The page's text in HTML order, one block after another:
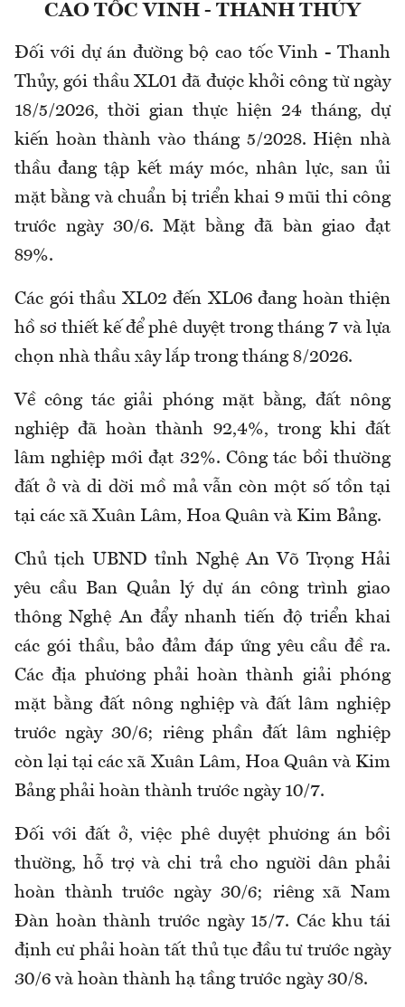
CAO TỐC VINH - THANH THỦY
Đối với dự án đường bộ cao tốc Vinh - Thanh
Thủy, gói thầu XL01 đã được khởi công từ ngày
18/5/2026, thời gian thực hiện 24 tháng, dự
kiến hoàn thành vào tháng 5/2028. Hiện nhà
thầu đang tập kết máy móc, nhân lực, san ủi
mặt bằng và chuẩn bị triển khai 9 mũi thi công
trước ngày 30/6. Mặt bằng đã bàn giao đạt
89%.
Các gói thầu XL02 đến XL06 đang hoàn thiện
hồ sơ thiết kế để phê duyệt trong tháng 7 và lựa
chọn nhà thầu xây lắp trong tháng 8/2026.
Về công tác giải phóng mặt bằng, đất nông
nghiệp đã hoàn thành 92,4%, trong khi đất
lâm nghiệp mới đạt 32%. Công tác bồi thường
đất ở và di dời mồ mả vẫn còn một số tồn tại
tại các xã Xuân Lâm, Hoa Quân và Kim Bảng.
Chủ tịch UBND tỉnh Nghệ An Võ Trọng Hải
yêu cầu Ban Quản lý dự án công trình giao
thông Nghệ An đẩy nhanh tiến độ triển khai
các gói thầu, bảo đảm đáp ứng yêu cầu đề ra.
Các địa phương phải hoàn thành giải phóng
mặt bằng đất nông nghiệp và đất lâm nghiệp
trước ngày 30/6; riêng phần đất lâm nghiệp
còn lại tại các xã Xuân Lâm, Hoa Quân và Kim
Bảng phải hoàn thành trước ngày 10/7.
Đối với đất ở, việc phê duyệt phương án bồi
thường, hỗ trợ và chi trả cho người dân phải
hoàn thành trước ngày 30/6; riêng xã Nam
Đàn hoàn thành trước ngày 15/7. Các khu tái
định cư phải hoàn tất thủ tục đầu tư trước ngày
30/6 và hoàn thành hạ tầng trước ngày 30/8.